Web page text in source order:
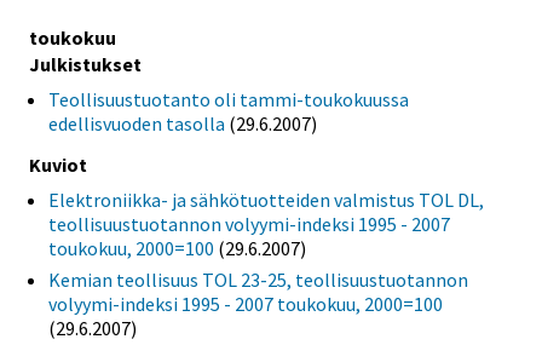
toukokuu
Julkistukset
Teollisuustuotanto oli tammi-toukokuussa
edellisvuoden tasolla (29.6.2007)
Kuviot
Elektroniikka- ja sähkötuotteiden valmistus TOL DL,
teollisuustuotannon volyymi-indeksi 1995 - 2007
toukokuu, 2000=100 (29.6.2007)
Kemian teollisuus TOL 23-25, teollisuustuotannon
volyymi-indeksi 1995 - 2007 toukokuu, 2000=100
(29.6.2007)